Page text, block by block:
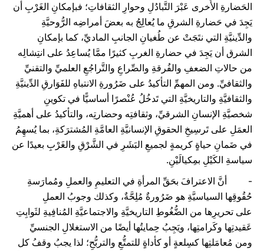
الحَضارةِ الأُخرى عَبْرَ التَّبادُلِ وحوارِ الثقافاتِ؛ فبإمكانِ الغَرْبِ أن
يَجِدَ في حَضارةِ الشرقِ ما يُعالِجُ به بعضَ أمراضِه الرُّوحيَّةِ
والدِّينيَّةِ التي نتَجَتْ عن طُغيانِ الجانبِ الماديِّ، كما بإمكانِ
الشرق أن يَجِدَ في حضارةِ الغربِ كثيرًا ممَّا يُساعِدُ على انتِشالِه
من حالاتِ الضعفِ والفُرقةِ والصِّراعِ والتَّراجُعِ العلميِّ والتقنيِّ
والثقافيِّ. ومن المهمِّ التأكيدُ على ضَرُورةِ الانتباهِ للفَوَارقِ الدِّينيَّةِ
والثقافيَّةِ والتاريخيَّةِ التي تَدخُلُ عُنْصرًا أساسيًّا في تكوينِ
شخصيَّةِ الإنسانِ الشرقيِّ، وثقافتِه وحضارتِه، والتأكيدُ على أهميَّةِ
العمَلِ على تَرسِيخِ الحقوقِ الإنسانيَّةِ العامَّةِ المُشترَكةِ، بما يُسهِمُ
في ضَمانِ حياةٍ كريمةٍ لجميعِ البَشَرِ في الشَّرْقِ والغَرْبِ بعيدًا عن
سياسةِ الكَيْلِ بمِكيالَيْنِ.
- أنَّ الاعترافَ بحَقِّ المرأةِ في التعليمِ والعملِ ومُمارَسةِ
حُقُوقِها السياسيَّةِ هو ضَرُورةٌ مُلِحَّةٌ، وكذلك وجوبُ العملِ
على تحريرِها من الضُّغُوطِ التاريخيَّةِ والاجتماعيَّةِ المُنافِيةِ لثَوابِتِ
عَقيدتِها وكَرامتِها، ويَجِبُ حِمايتُها أيضًا من الاستغلالِ الجنسيِّ
ومن مُعامَلتِها كسِلعةٍ أو كأداةٍ للتمتُّعِ والتربُّحِ؛ لذا يجبُ وقفُ كل